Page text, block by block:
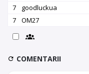
7
goodluckua
7
OM27
COMENTARII